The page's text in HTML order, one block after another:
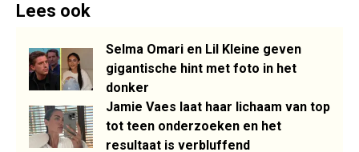
Lees ook
Selma Omari en Lil Kleine geven
gigantische hint met foto in het
donker
Jamie Vaes laat haar lichaam van top
tot teen onderzoeken en het
resultaat is verbluffend